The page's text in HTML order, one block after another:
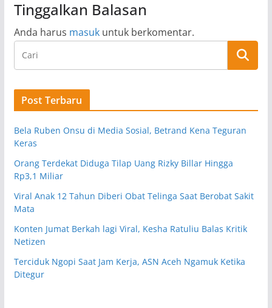
Tinggalkan Balasan
Anda harus masukuntuk berkomentar.
Post Terbaru
Bela Ruben Onsu di Media Sosial, Betrand Kena Teguran
Keras
Orang Terdekat Diduga Tilap Uang Rizky Billar Hingga
Rp3,1 Miliar
Viral Anak 12 Tahun Diberi Obat Telinga Saat Berobat Sakit
Mata
Konten Jumat Berkah lagi Viral, Kesha Ratuliu Balas Kritik
Netizen
Terciduk Ngopi Saat Jam Kerja, ASN Aceh Ngamuk Ketika
Ditegur